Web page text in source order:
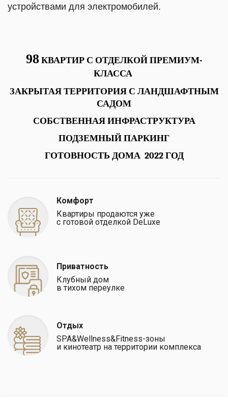
устройствами для электромобилей.
98 КВАРТИР С ОТДЕЛКОЙ ПРЕМИУМ-
КЛАССА
ЗАКРЫТАЯ ТЕРРИТОРИЯ С ЛАНДШАФТНЫМ
САДОМ
СОБСТВЕННАЯ ИНФРАСТРУКТУРА
ПОДЗЕМНЫЙ ПАРКИНГ
ГОТОВНОСТЬ ДОМА 2022 ГОД
Комфорт
Квартиры продаются уже
с готовой отделкой DeLuxe
Приватность
Клубный дом
в тихом переулке
Отдых
SPA&Wellness&Fitness-зоны
и кинотеатр на территории комплекса